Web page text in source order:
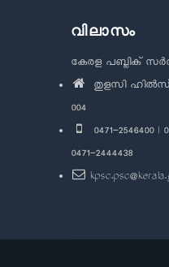
വിലാസം
കേരള പബ്ലിക്
തുളസി ഹിൽസ്,
004
0471-2546400 |
0471-2444438